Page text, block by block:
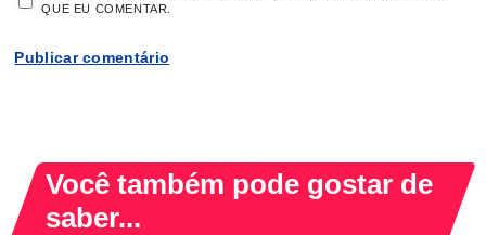
QUE EU COMENTAR.
Você também pode gostar de
saber...